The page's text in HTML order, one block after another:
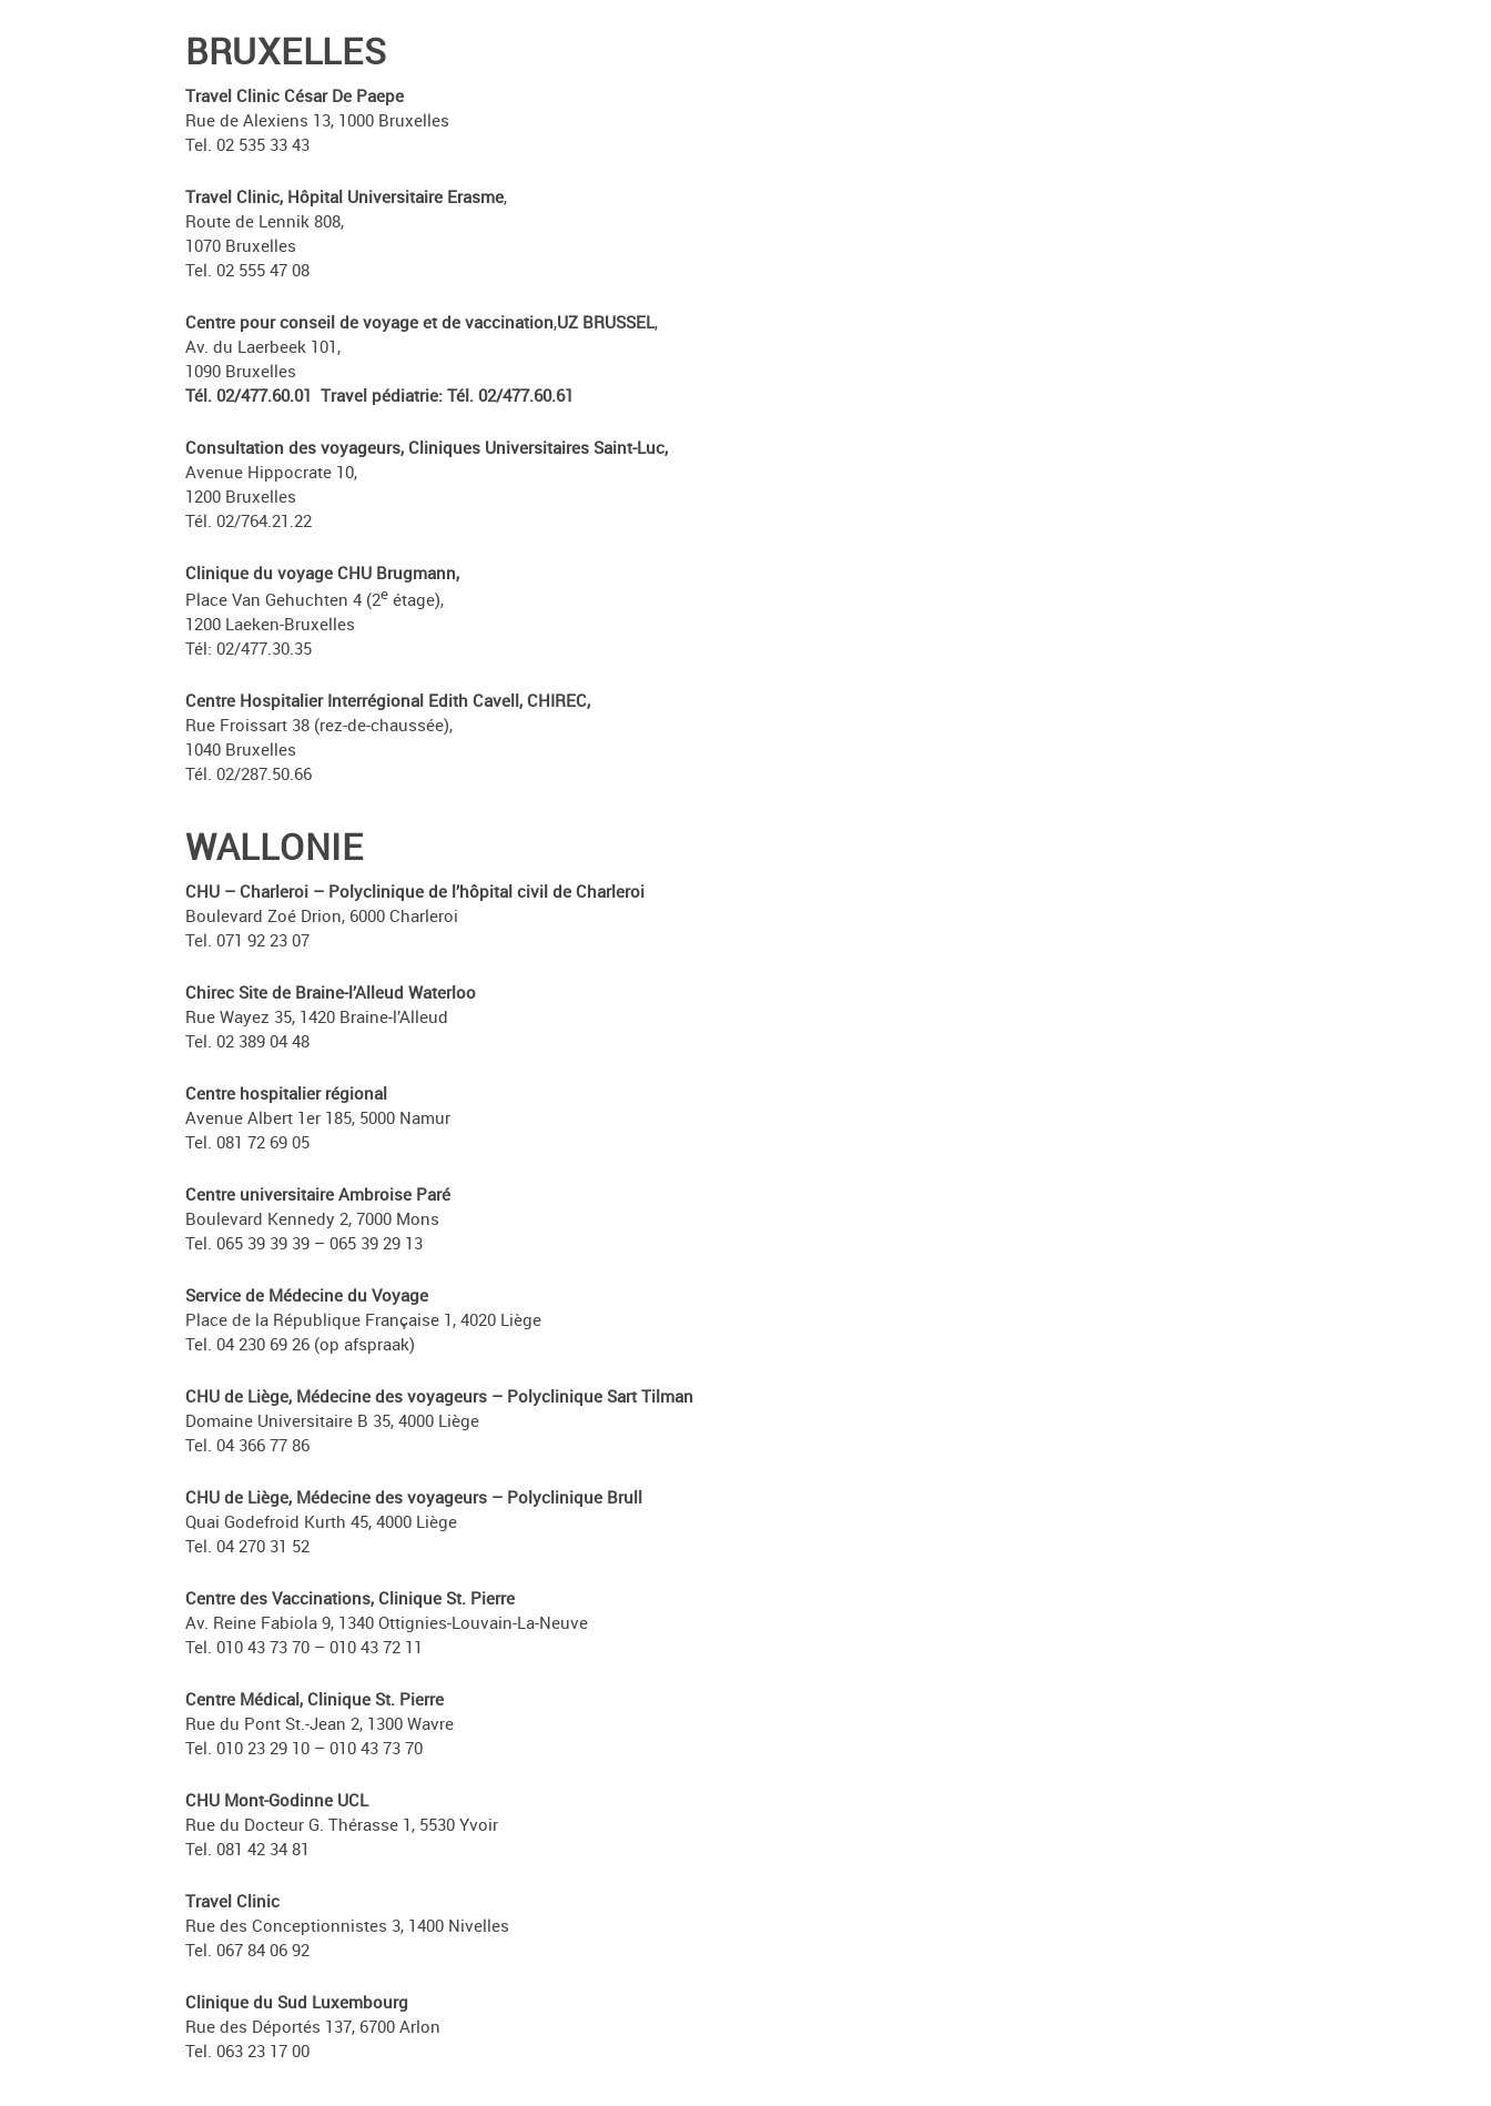
BRUXELLES
Travel Clinic César De Paepe
Rue de Alexiens 13, 1000 Bruxelles
Tel. 02 535 33 43
Travel Clinic, Hôpital Universitaire Erasme,
Route de Lennik 808,
1070 Bruxelles
Tel. 02 555 47 08
Centre pour conseil de voyage et de vaccination,UZ BRUSSEL,
Av. du Laerbeek 101,
1090 Bruxelles
Tél. 02/477.60.01 Travel pédiatrie: Tél. 02/477.60.61
Consultation des voyageurs, Cliniques Universitaires Saint-Luc,
Avenue Hippocrate 10,
1200 Bruxelles
Tél. 02/764.21.22
Clinique du voyage CHU Brugmann,
Place Van Gehuchten 4 (2e étage),
1200 Laeken-Bruxelles
Tél: 02/477.30.35
Centre Hospitalier Interrégional Edith Cavell, CHIREC,
Rue Froissart 38 (rez-de-chaussée),
1040 Bruxelles
Tél. 02/287.50.66
WALLONIE
CHU – Charleroi – Polyclinique de l’hôpital civil de Charleroi
Boulevard Zoé Drion, 6000 Charleroi
Tel. 071 92 23 07
Chirec Site de Braine-l’Alleud Waterloo
Rue Wayez 35, 1420 Braine-l’Alleud
Tel. 02 389 04 48
Centre hospitalier régional
Avenue Albert 1er 185, 5000 Namur
Tel. 081 72 69 05
Centre universitaire Ambroise Paré
Boulevard Kennedy 2, 7000 Mons
Tel. 065 39 39 39 – 065 39 29 13
Service de Médecine du Voyage
Place de la République Française 1, 4020 Liège
Tel. 04 230 69 26 (op afspraak)
CHU de Liège, Médecine des voyageurs – Polyclinique Sart Tilman
Domaine Universitaire B 35, 4000 Liège
Tel. 04 366 77 86
CHU de Liège, Médecine des voyageurs – Polyclinique Brull
Quai Godefroid Kurth 45, 4000 Liège
Tel. 04 270 31 52
Centre des Vaccinations, Clinique St. Pierre
Av. Reine Fabiola 9, 1340 Ottignies-Louvain-La-Neuve
Tel. 010 43 73 70 – 010 43 72 11
Centre Médical, Clinique St. Pierre
Rue du Pont St.-Jean 2, 1300 Wavre
Tel. 010 23 29 10 – 010 43 73 70
CHU Mont-Godinne UCL
Rue du Docteur G. Thérasse 1, 5530 Yvoir
Tel. 081 42 34 81
Travel Clinic
Rue des Conceptionnistes 3, 1400 Nivelles
Tel. 067 84 06 92
Clinique du Sud Luxembourg
Rue des Déportés 137, 6700 Arlon
Tel. 063 23 17 00